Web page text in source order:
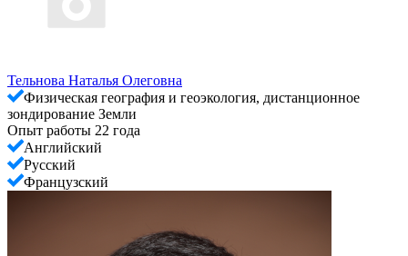
Тельнова Наталья Олеговна
Физическая география и геоэкология, дистанционное
зондирование Земли
Опыт работы 22 года
Английский
Русский
Французский